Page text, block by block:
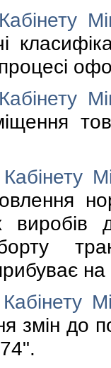
виробiв
змiн до